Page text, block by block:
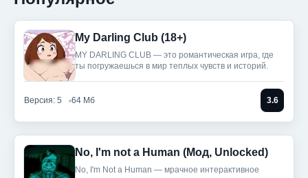
My Darling Club (18+)
MY DARLING CLUB — это романтическая игра, где
ты погружаешься в мир теплых чувств и историй.
Версия: 5 64 Мб 3.6
No, I'm not a Human (Мод, Unlocked)
No, I'm Not a Human — мрачное интерактивное